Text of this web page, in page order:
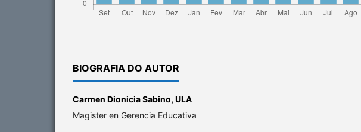
BIOGRAFIA DO AUTOR
Carmen Dionicia Sabino, ULA
Magister en Gerencia Educativa